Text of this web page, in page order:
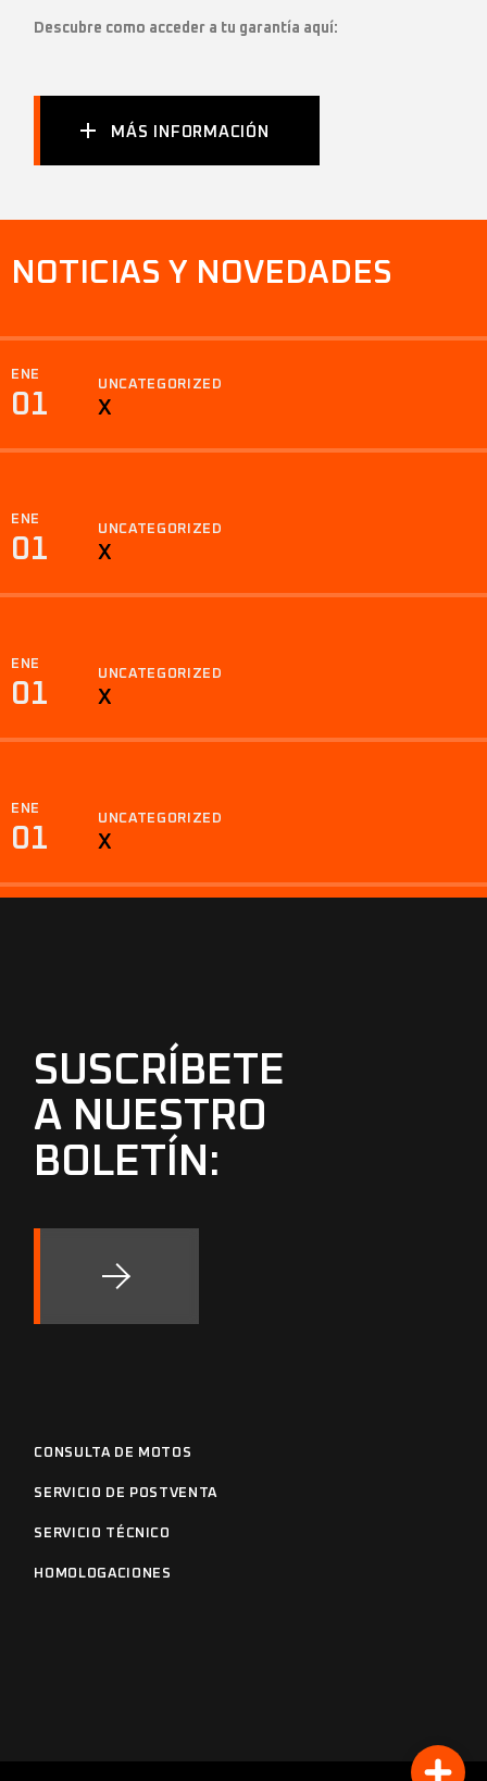
Descubre como acceder a tu garantía aquí:
MÁS INFORMACIÓN
NOTICIAS Y NOVEDADES
ENE
01
UNCATEGORIZED
X
ENE
01
UNCATEGORIZED
X
ENE
01
UNCATEGORIZED
X
ENE
01
UNCATEGORIZED
X
SUSCRÍBETE
A NUESTRO
BOLETÍN:
CONSULTA DE MOTOS
SERVICIO DE POSTVENTA
SERVICIO TÉCNICO
HOMOLOGACIONES